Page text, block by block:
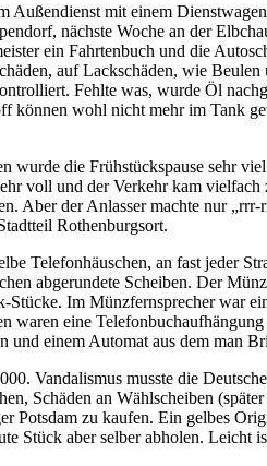
mit einem
nächste Woche an der
ein Fahrtenbuch und die
auf Lackschäden, wie
Fehlte was, wurde Öl
wohl nicht mehr im Tank
die Frühstückspause sehr
voll und der Verkehr kam
Aber der Anlasser machte nur rrr-
Rothenburgsort.
Telefonhäuschen, an fast jeder
abgerundete Scheiben. Der
Im Münzfernsprecher war
eine
einem Automat aus dem man
Vandalismus musste die
Schäden an Wählscheiben
Potsdam zu kaufen. Ein gelbes
Stück aber selber abholen.